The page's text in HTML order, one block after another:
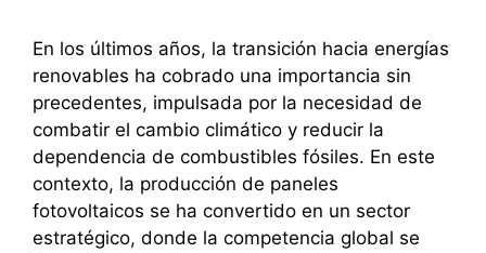
En los últimos años, la transición hacia energías
renovables ha cobrado una importancia sin
precedentes, impulsada por la necesidad de
combatir el cambio climático y reducir la
dependencia de combustibles fósiles. En este
contexto, la producción de paneles
fotovoltaicos se ha convertido en un sector
estratégico, donde la competencia global se